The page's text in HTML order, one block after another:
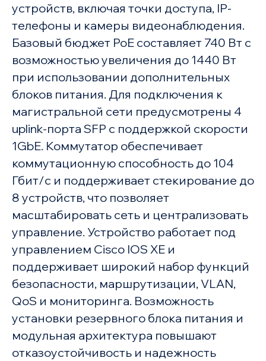
устройств, включая точки доступа, IP-
телефоны и камеры видеонаблюдения.
Базовый бюджет PoE составляет 740 Вт с
возможностью увеличения до 1440 Вт
при использовании дополнительных
блоков питания. Для подключения к
магистральной сети предусмотрены 4
uplink-порта SFP с поддержкой скорости
1GbE. Коммутатор обеспечивает
коммутационную способность до 104
Гбит/с и поддерживает стекирование до
8 устройств, что позволяет
масштабировать сеть и централизовать
управление. Устройство работает под
управлением Cisco IOS XE и
поддерживает широкий набор функций
безопасности, маршрутизации, VLAN,
QoS и мониторинга. Возможность
установки резервного блока питания и
модульная архитектура повышают
отказоустойчивость и надежность